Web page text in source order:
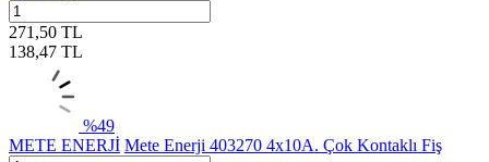
271,50 TL
138,47 TL
%49
METE ENERJİ Mete Enerji 403270 4x10A. Çok Kontaklı Fiş